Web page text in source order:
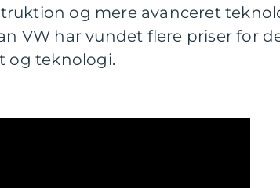
og mere avanceret
VW har vundet flere priser for
og teknologi.